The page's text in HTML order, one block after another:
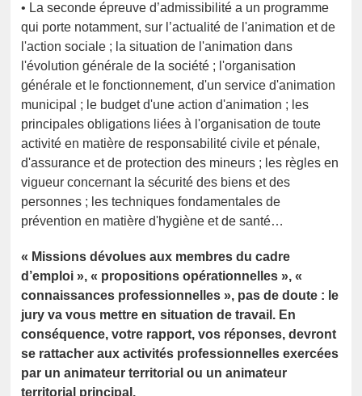
• La seconde épreuve d’admissibilité a un programme
qui porte notamment, sur l’actualité de l'animation et de
l'action sociale ; la situation de l'animation dans
l'évolution générale de la société ; l'organisation
générale et le fonctionnement, d'un service d'animation
municipal ; le budget d'une action d'animation ; les
principales obligations liées à l'organisation de toute
activité en matière de responsabilité civile et pénale,
d'assurance et de protection des mineurs ; les règles en
vigueur concernant la sécurité des biens et des
personnes ; les techniques fondamentales de
prévention en matière d'hygiène et de santé…
« Missions dévolues aux membres du cadre
d’emploi », « propositions opérationnelles », «
connaissances professionnelles », pas de doute : le
jury va vous mettre en situation de travail. En
conséquence, votre rapport, vos réponses, devront
se rattacher aux activités professionnelles exercées
par un animateur territorial ou un animateur
territorial principal.